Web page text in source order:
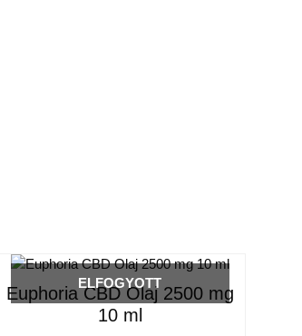
ELFOGYOTT
Euphoria CBD Olaj 2500 mg
10 ml